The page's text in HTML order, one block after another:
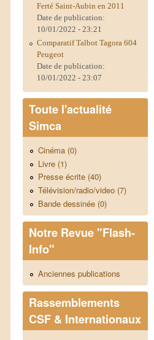
Ferté Saint-Aubin en 2011
Date de publication:
10/01/2022 - 23:21
Comparatif Talbot Tagora 604
Peugeot
Date de publication:
10/01/2022 - 23:07
Toute l'actualité
Simca
Cinéma (0)
Livre (1)
Presse écrite (40)
Télévision/radio/video (7)
Bande dessinée (0)
Notre Revue "Flash-
Info"
Anciennes publications
Rassemblements
CSF & Internationaux